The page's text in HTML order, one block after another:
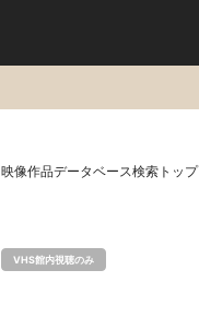
映像作品データベース検索トップ
VHS館内視聴のみ